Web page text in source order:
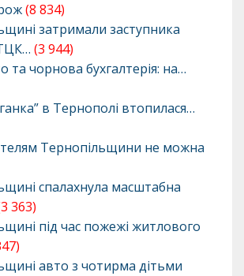
(8 834)
затримали заступника
(3 944)
та чорнова бухгалтерія: на…
в Тернополі втопилася…
Тернопільщини не можна
спалахнула масштабна
363)
під час пожежі житлового
авто з чотирма дітьми